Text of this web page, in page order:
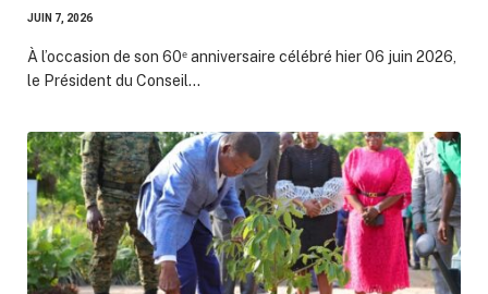
JUIN 7, 2026
À l’occasion de son 60ᵉ anniversaire célébré hier 06 juin 2026,
le Président du Conseil…